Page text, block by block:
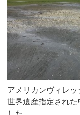
アメリカンヴィレ
世界遺産指定され